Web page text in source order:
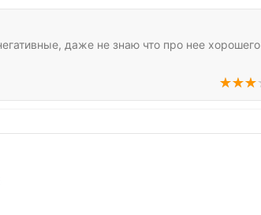
даже не знаю что про нее хорошего